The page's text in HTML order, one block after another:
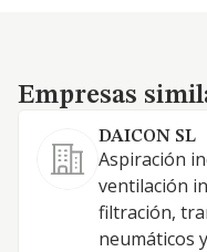
Empresas similares
Empresas
DAICON SL
Aspiración
ventilación
filtración,
neumáticos